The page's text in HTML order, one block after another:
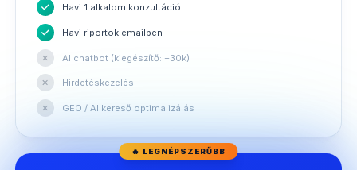
Havi 1 alkalom konzultáció
Havi riportok emailben
✕ AI chatbot (kiegészítő: +30k)
✕ Hirdetéskezelés
✕ GEO / AI kereső optimalizálás
🔥 LEGNÉPSZERŰBB